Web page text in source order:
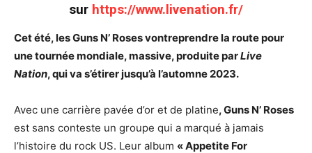
sur https://www.livenation.fr/
Cet été, lesGuns N’ Rosesvontreprendre la route pour
une tournée mondiale, massive, produite parLive
Nation, qui va s’étirer jusqu’à l’automne 2023.
Avec une carrière pavée d’or et de platine, Guns N’ Roses
est sans conteste un groupe qui a marqué à jamais
l’histoire du rock US. Leur album « Appetite For